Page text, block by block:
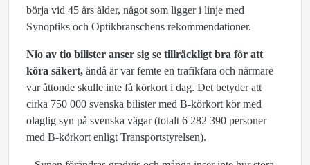
börja vid 45 års ålder, något som ligger i linje med
Synoptiks och Optikbranschens rekommendationer.
Nio av tio bilister anser sig se tillräckligt bra för att
köra säkert, ändå är var femte en trafikfara och närmare
var åttonde skulle inte få körkort i dag. Det betyder att
cirka 750 000 svenska bilister med B-körkort kör med
olaglig syn på svenska vägar (totalt 6 282 390 personer
med B-körkort enligt Transportstyrelsen).